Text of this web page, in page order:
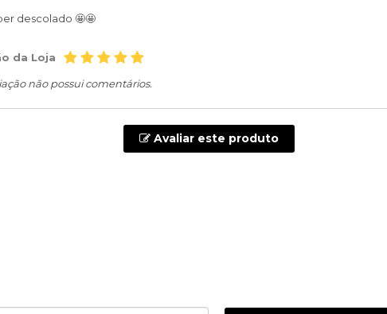
descolado 🤩🤩
da Loja
não possui comentários.
Avaliar este produto